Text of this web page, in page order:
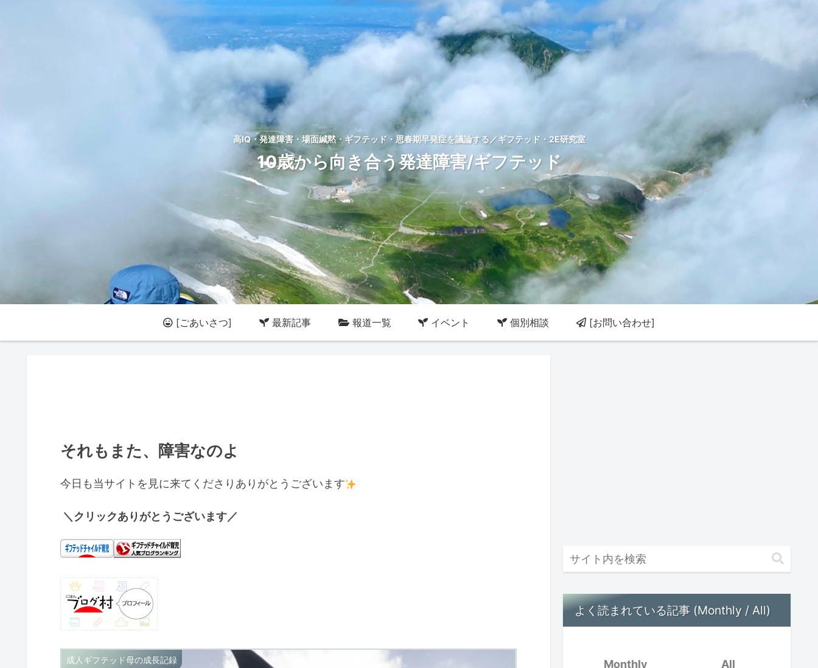
高IQ・発達障害・場面緘黙・ギフテッド・思春期早発症を議論する／ギフテッド・2E研究室
10歳から向き合う発達障害/ギフテッド
[ごあいさつ] 最新記事 報道一覧 イベント 個別相談 [お問い合わせ]
それもまた、障害なのよ
今日も当サイトを見に来てくださりありがとうございます
＼クリックありがとうございます／
成人ギフテッド母の成長記録
よく読まれている記事 (Monthly / All)
Monthly All